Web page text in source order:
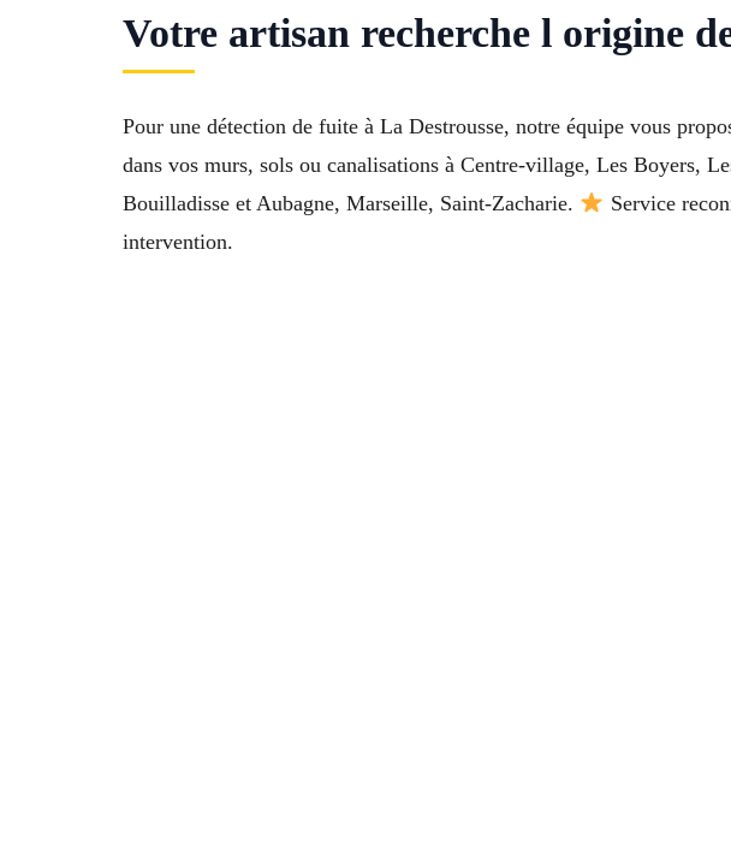
Votre artisan recherche l origine
Pour une détection de fuite à La Destrousse, notre équipe vous
dans vos murs, sols ou canalisations à Centre-village, Les Boyers,
Bouilladisse et Aubagne, Marseille, Saint-Zacharie.
Service
intervention.